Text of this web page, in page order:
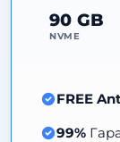
90 GB
NVME
FREE
99%